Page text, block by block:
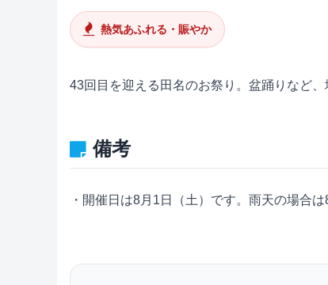
熱気あふれる・賑やか
43回目を迎える田名のお祭り。盆踊りなど
備考
・開催日は8月1日（土）です。雨天の場合